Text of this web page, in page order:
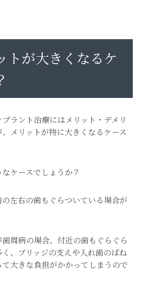
トが大きくなるケ
ラント治療にはメリット・デメリ
メリットが特に大きくなるケース
ケースでしょうか？
左右の歯もぐらついている場合が
周病の場合、付近の歯もぐらぐら
く、ブリッジの支えや入れ歯のばね
大きな負担がかかってしまうので